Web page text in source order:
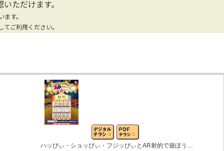
ただけます。
す。
ご利用ください。
ハッぴぃ・ショッぴぃ・フジッぴぃとAR射的で遊ぼう…